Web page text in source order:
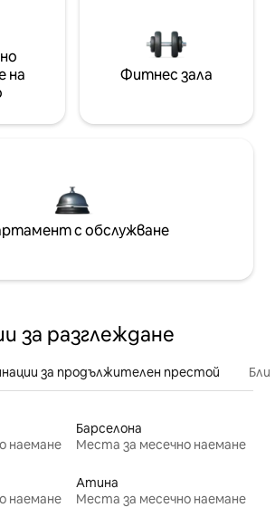
на
Фитнес зала
с обслужване
за разглеждане
за продължителен престой
наемане
Барселона
Места за месечно наемане
наемане
Атина
Места за месечно наемане